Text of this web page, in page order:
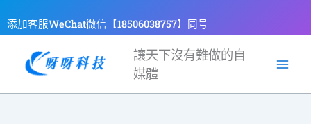
至
容
添加客服WeChat微信【18506038757】同号
讓天下沒有難做的自
媒體